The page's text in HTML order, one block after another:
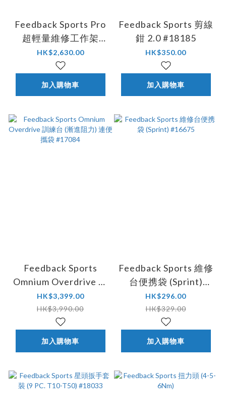
Feedback Sports Pro
超輕量維修工作架
#18190
HK$2,630.00
加入購物車
Feedback Sports 剪線
鉗 2.0 #18185
HK$350.00
加入購物車
Feedback Sports
Omnium Overdrive 訓
練台 (漸進阻力) 連便
攜袋 #17084
HK$3,399.00
HK$3,990.00
加入購物車
Feedback Sports 維修
台便携袋 (Sprint)
#16675
HK$296.00
HK$329.00
加入購物車